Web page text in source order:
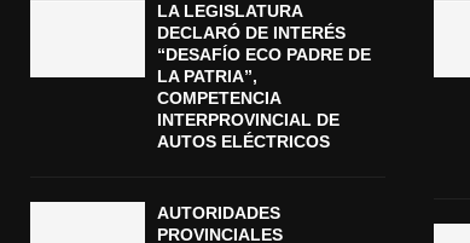
LA LEGISLATURA
DECLARÓ DE INTERÉS
“DESAFÍO ECO PADRE DE
LA PATRIA”,
COMPETENCIA
INTERPROVINCIAL DE
AUTOS ELÉCTRICOS
AUTORIDADES
PROVINCIALES